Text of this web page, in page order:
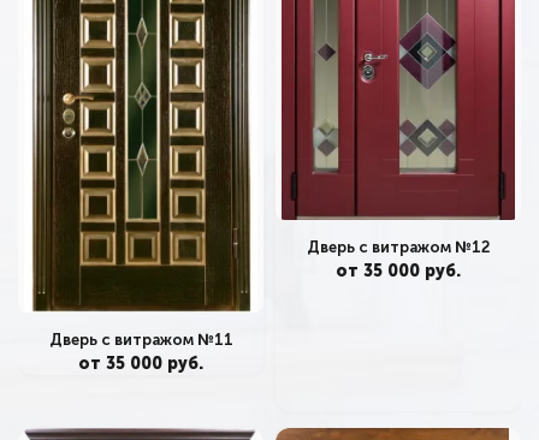
Дверь с витражом №11
от 35 000 руб.
Дверь с витражом №12
от 35 000 руб.